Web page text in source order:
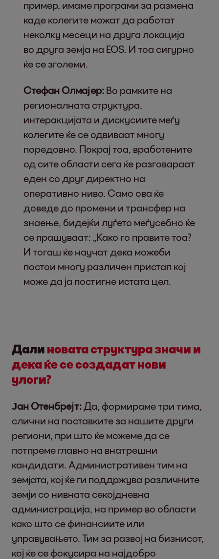
пример, имаме програми за размена
каде колегите можат да работат
неколку месеци на друга локација
во друга земја на EOS. И тоа сигурно
ќе се зголеми.
Стефан Олмајер: Во рамките на
регионалната структура,
интеракцијата и дискусиите меѓу
колегите ќе се одвиваат многу
поредовно. Покрај тоа, вработените
од сите области сега ќе разговараат
еден со друг директно на
оперативно ниво. Само ова ќе
доведе до промени и трансфер на
знаење, бидејќи луѓето меѓусебно ќе
се прашуваат: „Како го правите тоа?
И тогаш ќе научат дека можеби
постои многу различен пристап кој
може да ја постигне истата цел.
Дали новата структура значи и
дека ќе се создадат нови
улоги?
Јан Отенбрејт:Да, формираме три тима,
слични на поставките за нашите други
региони, при што ќе можеме да се
потпреме главно на внатрешни
кандидати. Административен тим на
земјата, кој ќе ги поддржува различните
земји со нивната секојдневна
администрација, на пример во области
како што се финансиите или
управувањето. Тим за развој на бизнисот,
кој ќе се фокусира на најдобро